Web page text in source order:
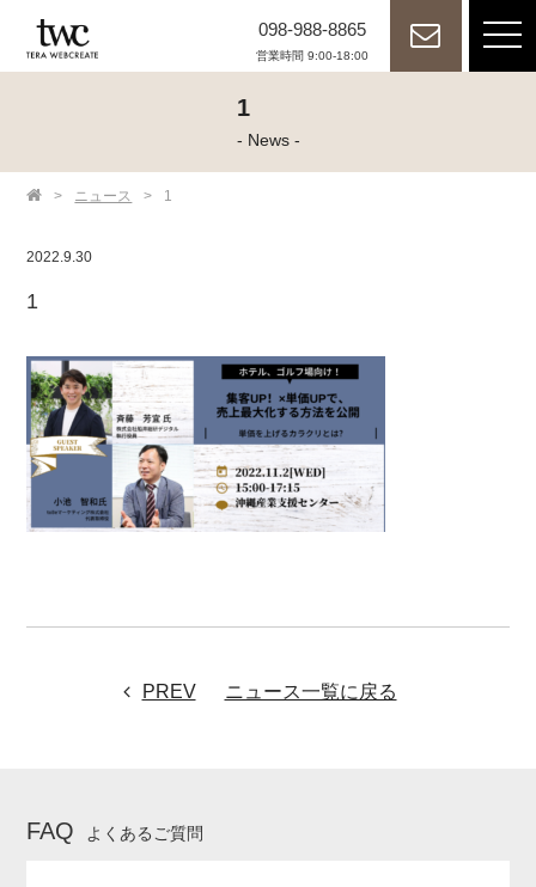
098-988-8865
営業時間 9:00-18:00
1
- News -
> ニュース > 1
2022.9.30
1
PREV ニュース一覧に戻る
FAQ よくあるご質問